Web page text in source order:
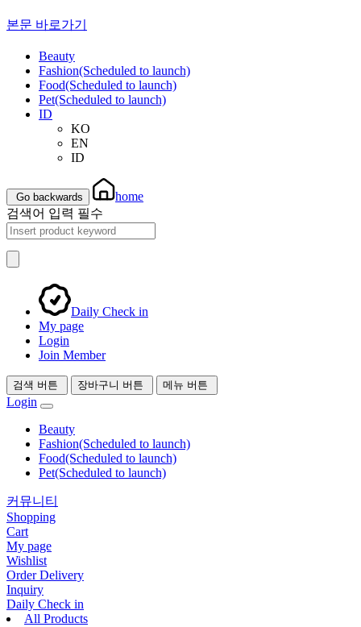
본문 바로가기
Beauty
Fashion(Scheduled to launch)
Food(Scheduled to launch)
Pet(Scheduled to launch)
ID
KO
EN
ID
Go backwards
home
검색어 입력 필수
Daily Check in
My page
Login
Join Member
검색 버튼 장바구니 버튼 메뉴 버튼
Login
Beauty
Fashion(Scheduled to launch)
Food(Scheduled to launch)
Pet(Scheduled to launch)
커뮤니티
Shopping
Cart
My page
Wishlist
Order Delivery
Inquiry
Daily Check in
All Products